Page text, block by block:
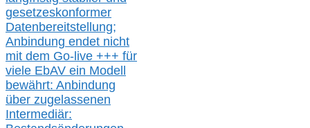
gesetzeskonformer
Datenbereitstellung;
Anbindung endet nicht
mit dem Go-live +++ für
viele EbAV ein Modell
bewährt: Anbindung
über zugelassenen
Intermediär: